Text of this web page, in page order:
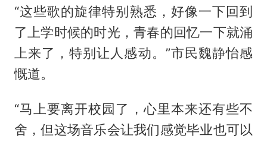
“这些歌的旋律特别熟悉，好像一下回到
了上学时候的时光，青春的回忆一下就涌
上来了，特别让人感动。”市民魏静怡感
慨道。
“马上要离开校园了，心里本来还有些不
舍，但这场音乐会让我们感觉毕业也可以